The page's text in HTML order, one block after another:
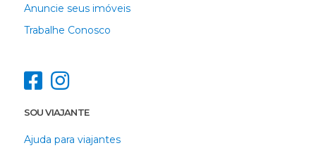
Anuncie seus imóveis
Trabalhe Conosco
SOU VIAJANTE
Ajuda para viajantes